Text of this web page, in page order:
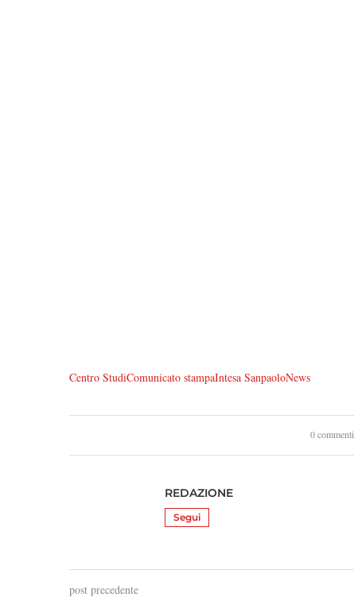
Centro StudiComunicato stampaIntesa SanpaoloNews
0 commenti
REDAZIONE
Segui
post precedente